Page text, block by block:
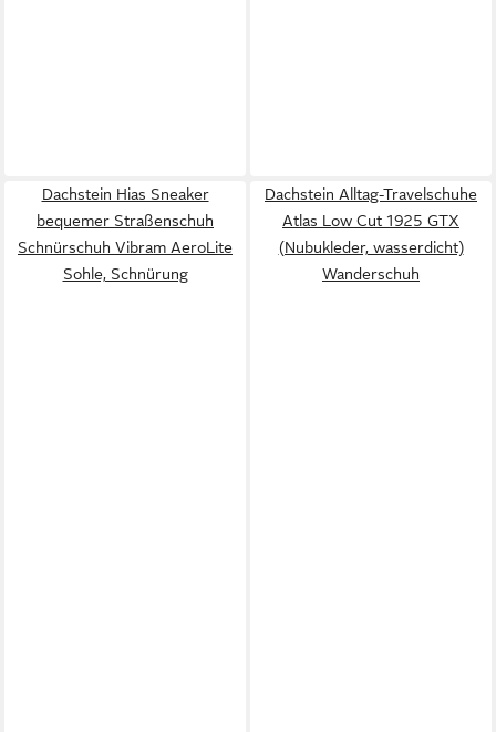
Dachstein Hias Sneaker
bequemer Straßenschuh
Schnürschuh Vibram AeroLite
Sohle, Schnürung
Dachstein Alltag-Travelschuhe
Atlas Low Cut 1925 GTX
(Nubukleder, wasserdicht)
Wanderschuh